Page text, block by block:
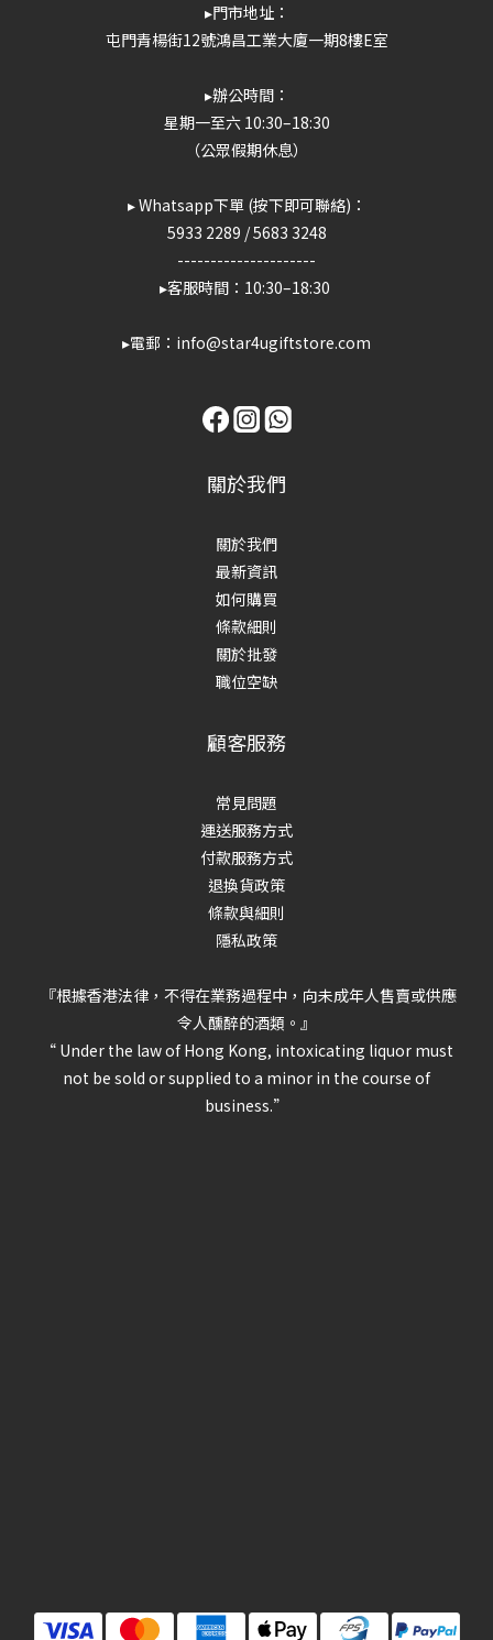
▸門市地址：
屯門青楊街12號鴻昌工業大廈一期8樓E室
▸辦公時間：
星期一至六 10:30–18:30
（公眾假期休息）
▸ Whatsapp下單 (按下即可聯絡)：
5933 2289 /5683 3248
---------------------
▸客服時間：10:30–18:30
▸電郵：info@star4ugiftstore.com
關於我們
關於我們
最新資訊
如何購買
條款細則
關於批發
職位空缺
顧客服務
常見問題
運送服務方式
付款服務方式
退換貨政策
條款與細則
隱私政策
『根據香港法律，不得在業務過程中，向未成年人售賣或供應
令人醺醉的酒類。』
“ Under the law of Hong Kong, intoxicating liquor must
not be sold or supplied to a minor in the course of
business.”